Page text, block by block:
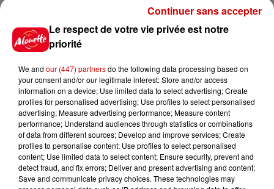
de la...
Destination Vacances : inscrivez-
vous !
Le respect de votre vie privée est notre
priorité
We and our (447) partnersdo the following data processing based on
your consent and/or our legitimate interest: Store and/or access
information on a device; Use limited data to select advertising; Create
profiles for personalised advertising; Use profiles to select personalised
advertising; Measure advertising performance; Measure content
performance; Understand audiences through statistics or combinations
of data from different sources; Develop and improve services; Create
profiles to personalise content; Use profiles to select personalised
content; Use limited data to select content; Ensure security, prevent and
detect fraud, and fix errors; Deliver and present advertising and content;
Save and communicate privacy choices. These technologies may
Continuer sans accepter